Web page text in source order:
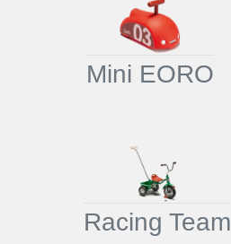
Mini EORO
Racing Team